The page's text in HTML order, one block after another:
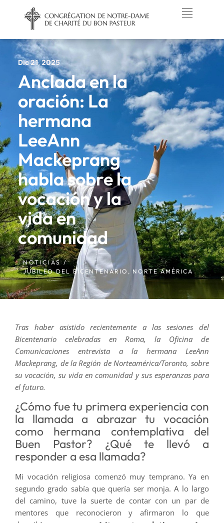
Dic 21, 2025
Anclada en la
oración: La
hermana
LeeAnn
Mackeprang
habla sobre la
vocación y la
vida en
comunidad
NOTICIAS /
JUBILEO DEL BICENTENARIO , NORTE AMÉRICA
Tras haber asistido recientemente a las sesiones del
Bicentenario celebradas en Roma, la Oficina de
Comunicaciones entrevista a la hermana LeeAnn
Mackeprang, de la Región de Norteamérica/Toronto, sobre
su vocación, su vida en comunidad y sus esperanzas para
el futuro.
¿Cómo fue tu primera experiencia con
la llamada a abrazar tu vocación
como hermana contemplativa del
Buen Pastor? ¿Qué te llevó a
responder a esa llamada?
Mi vocación religiosa comenzó muy temprano. Ya en
segundo grado sabía que quería ser monja. A lo largo
del camino, tuve la suerte de contar con un par de
mentores que reconocieron y afirmaron lo que